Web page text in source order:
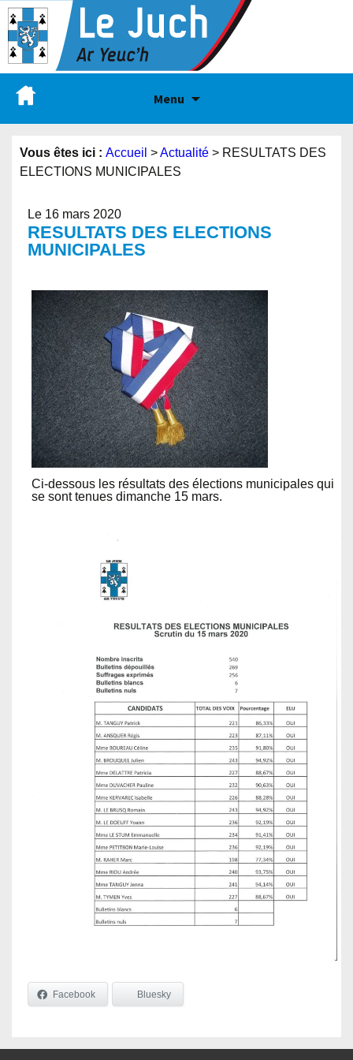
Menu
Vous êtes ici : Accueil >Actualité > RESULTATS DES
ELECTIONS MUNICIPALES
Le 16 mars 2020
RESULTATS DES ELECTIONS
MUNICIPALES
Ci-dessous les résultats des élections municipales qui
se sont tenues dimanche 15 mars.
Facebook Bluesky